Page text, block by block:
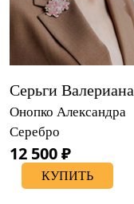
Серьги Валериана
Онопко Александра
Серебро
12 500 ₽
КУПИТЬ